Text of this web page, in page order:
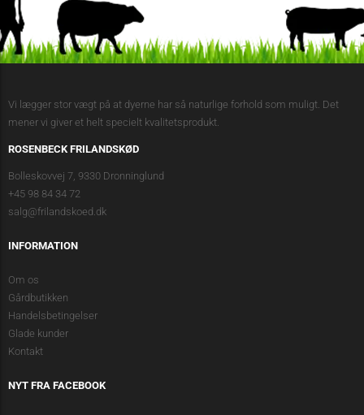
Vi lægger stor vægt på at dyerne har så naturlige forhold som muligt. Det
mener vi giver et helt specielt kvalitetsprodukt.
ROSENBECK FRILANDSKØD
Bolleskovvej 7, 9330 Dronninglund
+45 98 84 34 72
salg@frilandskoed.dk
INFORMATION
Om os
Gårdbutikken
Handelsbetingelser
Glade kunder
Kontakt
NYT FRA FACEBOOK